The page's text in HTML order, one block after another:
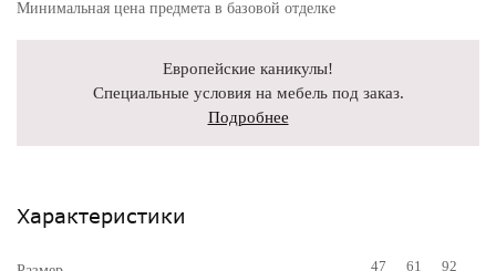
Минимальная цена предмета в базовой отделке
Европейские каникулы!
Специальные условия на мебель под заказ.
Подробнее
Характеристики
47 61 92